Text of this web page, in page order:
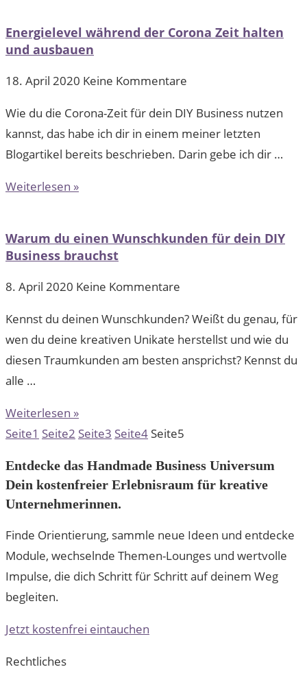
Energielevel während der Corona Zeit halten
und ausbauen
18. April 2020 Keine Kommentare
Wie du die Corona-Zeit für dein DIY Business nutzen
kannst, das habe ich dir in einem meiner letzten
Blogartikel bereits beschrieben. Darin gebe ich dir …
Weiterlesen »
Warum du einen Wunschkunden für dein DIY
Business brauchst
8. April 2020 Keine Kommentare
Kennst du deinen Wunschkunden? Weißt du genau, für
wen du deine kreativen Unikate herstellst und wie du
diesen Traumkunden am besten ansprichst? Kennst du
alle …
Weiterlesen »
Seite1 Seite2 Seite3 Seite4 Seite5
Entdecke das Handmade Business Universum
Dein kostenfreier Erlebnisraum für kreative
Unternehmerinnen.
Finde Orientierung, sammle neue Ideen und entdecke
Module, wechselnde Themen-Lounges und wertvolle
Impulse, die dich Schritt für Schritt auf deinem Weg
begleiten.
Jetzt kostenfrei eintauchen
Rechtliches